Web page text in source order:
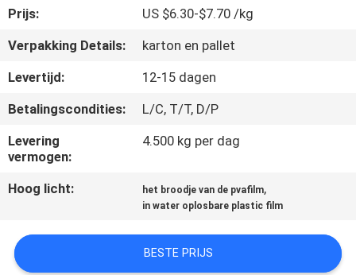
VRAAG
EEN
SITEMAP
PRIVACY
Prijs:
US $6.30-$7.70 /kg
Verpakking Details:
karton en pallet
Levertijd:
12-15 dagen
Betalingscondities:
L/C, T/T, D/P
Levering
vermogen:
4.500 kg per dag
Hoog licht: het broodje van de pvafilm,
in water oplosbare plastic film
BESTE PRIJS